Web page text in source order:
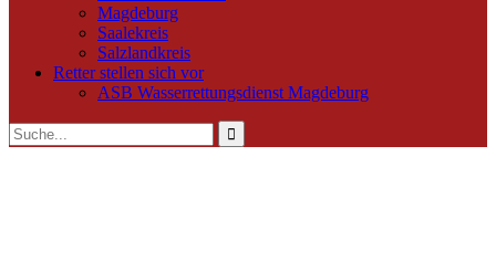
Magdeburg
Saalekreis
Salzlandkreis
Retter stellen sich vor
ASB Wasserrettungsdienst Magdeburg